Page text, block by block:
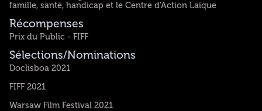
famille, santé, handicap et le Centre d’Action Laïque
Récompenses
Prix du Public - FIFF
Sélections/Nominations
Doclisboa 2021
FIFF 2021
Warsaw Film Festival 2021